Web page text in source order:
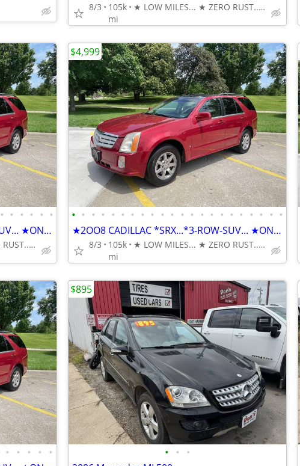
8/3
105k
mi
★ LOW MILES... ★ ZERO RUST... ★ DEPENDABLE & AFFORDABLE
• • • • • •
★2OO8 CADILLAC *SRX...*3-ROW-SUV... ★ONLY 104K MILES
★ LOW MILES... ★ ZERO RUST... ★ DEPENDABLE & AFFORDABLE
• • • • • • • • • • • • • • • • • • • • • •
★2OO8 CADILLAC *SRX...*3-ROW-SUV... ★ONLY 104K MILES
8/3
105k
mi
★ LOW MILES... ★ ZERO RUST... ★ DEPENDABLE & AFFORDABLE
$4,999
• • • • • • • •
$895